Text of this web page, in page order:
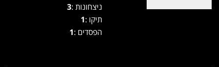
ניצחונות :3
תיקו :1
הפסדים :1